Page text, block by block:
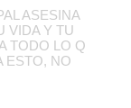
ASESINA
VIDA Y TU
TODO LO Q
ESTO, NO